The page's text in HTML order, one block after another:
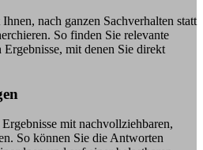
nach ganzen Sachverhalten statt
So finden Sie relevante
mit denen Sie direkt
mit nachvollziehbaren,
So können Sie die Antworten